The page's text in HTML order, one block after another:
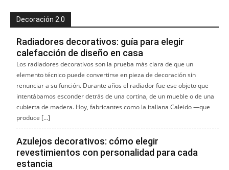
Decoración 2.0
Radiadores decorativos: guía para elegir
calefacción de diseño en casa
Los radiadores decorativos son la prueba más clara de que un
elemento técnico puede convertirse en pieza de decoración sin
renunciar a su función. Durante años el radiador fue ese objeto que
intentábamos esconder detrás de una cortina, de un mueble o de una
cubierta de madera. Hoy, fabricantes como la italiana Caleido —que
produce […]
Azulejos decorativos: cómo elegir
revestimientos con personalidad para cada
estancia